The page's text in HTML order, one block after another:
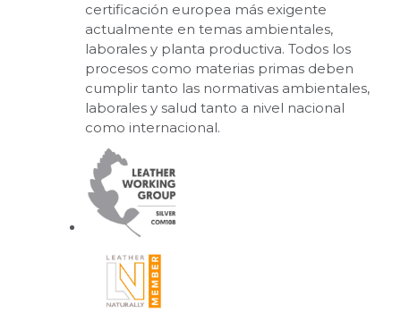
certificación europea más exigente
actualmente en temas ambientales,
laborales y planta productiva. Todos los
procesos como materias primas deben
cumplir tanto las normativas ambientales,
laborales y salud tanto a nivel nacional
como internacional.